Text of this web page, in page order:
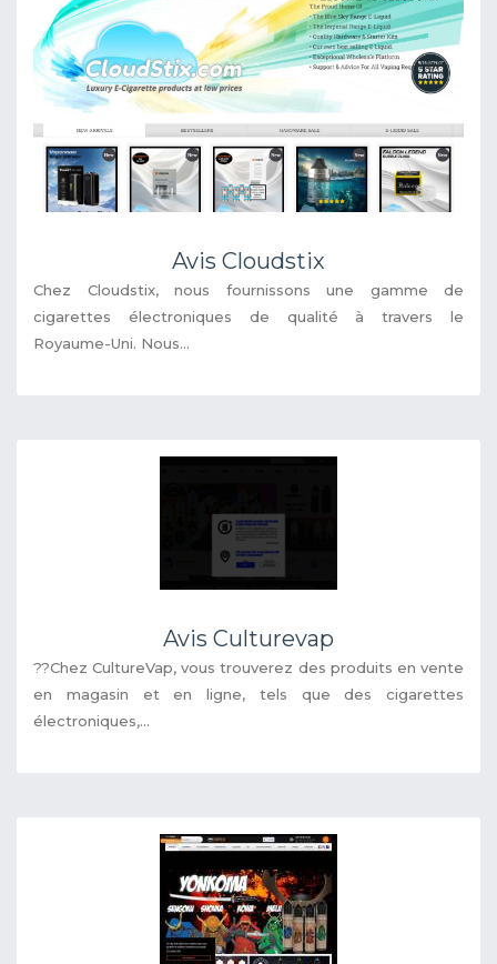
Avis Cloudstix
Chez Cloudstix, nous fournissons une gamme de
cigarettes électroniques de qualité à travers le
Royaume-Uni. Nous...
Avis Culturevap
??Chez CultureVap, vous trouverez des produits en vente
en magasin et en ligne, tels que des cigarettes
électroniques,...